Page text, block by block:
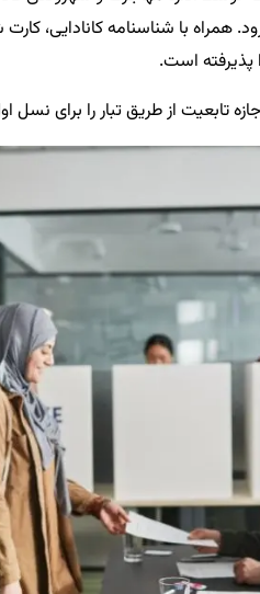
همراه با شناسنامه کانادایی،
پذیرفته است.
تابعیت از طریق تبار را برای نسل